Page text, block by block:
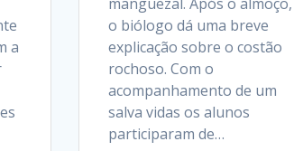
a
o biólogo dá uma breve
explicação sobre o costão
rochoso. Com o
acompanhamento de um
salva vidas os alunos
participaram de…